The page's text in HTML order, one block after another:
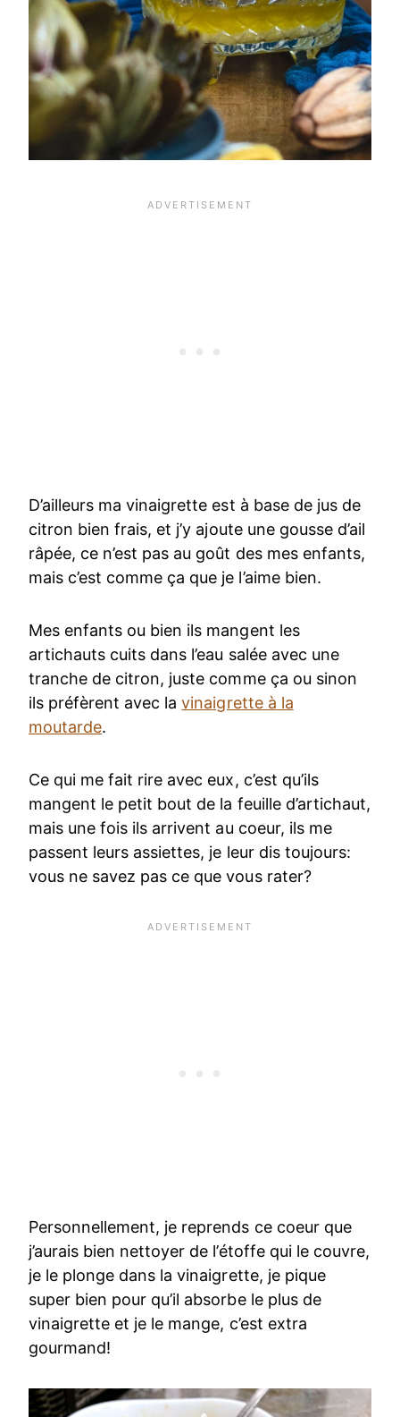
D’ailleurs ma vinaigrette est à base de jus de
citron bien frais, et j’y ajoute une gousse d’ail
râpée, ce n’est pas au goût des mes enfants,
mais c’est comme ça que je l’aime bien.
Mes enfants ou bien ils mangent les
artichauts cuits dans l’eau salée avec une
tranche de citron, juste comme ça ou sinon
ils préfèrent avec lavinaigrette à la
moutarde.
Ce qui me fait rire avec eux, c’est qu’ils
mangent le petit bout de la feuille d’artichaut,
mais une fois ils arrivent au coeur, ils me
passent leurs assiettes, je leur dis toujours:
vous ne savez pas ce que vous rater?
Personnellement, je reprends ce coeur que
j’aurais bien nettoyer de l’étoffe qui le couvre,
je le plonge dans la vinaigrette, je pique
super bien pour qu’il absorbe le plus de
vinaigrette et je le mange, c’est extra
gourmand!